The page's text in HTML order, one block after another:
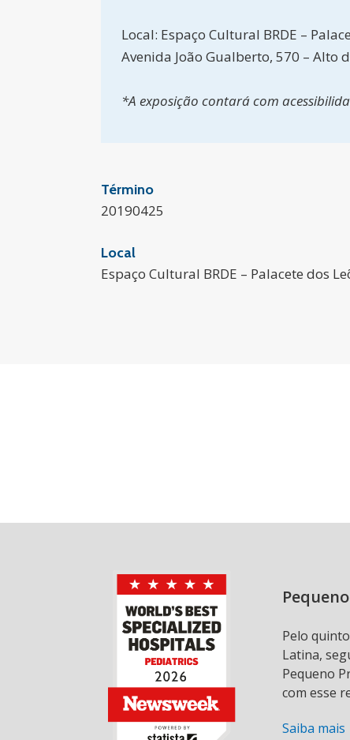
Local: Espaço Cultural BRDE –
Avenida João Gualberto, 570 – Alto
*A exposição contará com
Término
20190425
Local
Espaço Cultural BRDE – Palacete dos
Pelo
Latina,
Pequeno
com esse
Saiba mais